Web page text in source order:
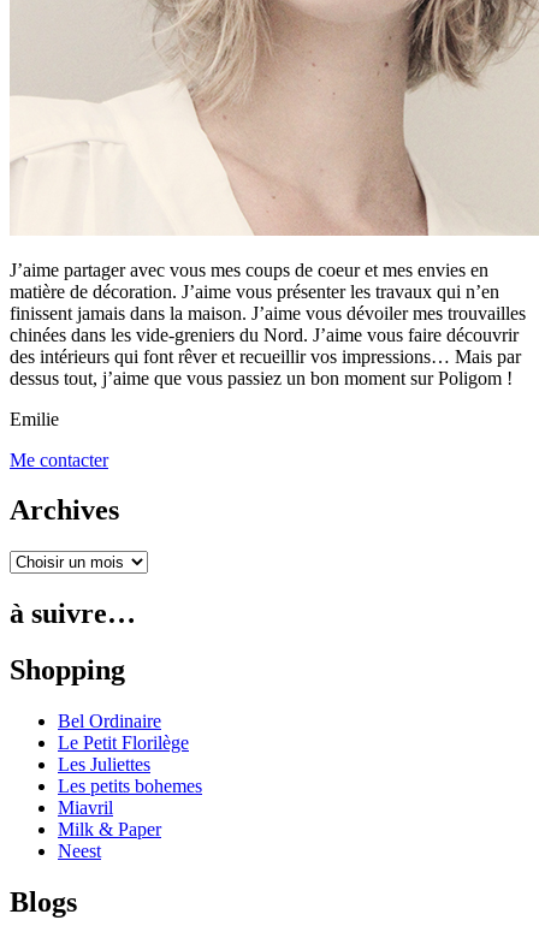
J’aime partager avec vous mes coups de coeur et mes envies en
matière de décoration. J’aime vous présenter les travaux qui n’en
finissent jamais dans la maison. J’aime vous dévoiler mes trouvailles
chinées dans les vide-greniers du Nord. J’aime vous faire découvrir
des intérieurs qui font rêver et recueillir vos impressions… Mais par
dessus tout, j’aime que vous passiez un bon moment sur Poligom !
Emilie
Me contacter
Archives
à suivre…
Shopping
Bel Ordinaire
Le Petit Florilège
Les Juliettes
Les petits bohemes
Miavril
Milk & Paper
Neest
Blogs